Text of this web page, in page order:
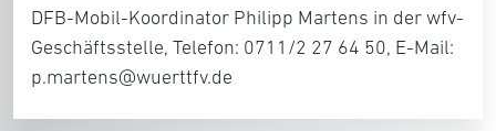
DFB-Mobil-Koordinator Philipp Martens in der wfv-
Geschäftsstelle, Telefon: 0711/2 27 64 50, E-Mail:
p.martens@wuerttfv.de